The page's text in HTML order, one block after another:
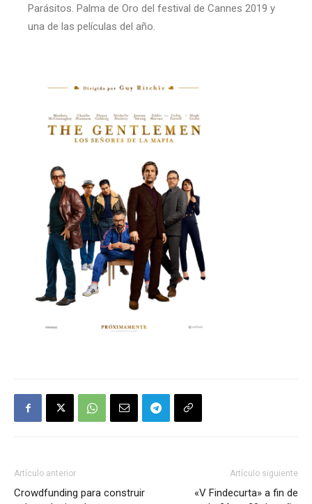
Parásitos. Palma de Oro del festival de Cannes 2019 y
una de las películas del año.
Artículo anterior
Crowdfunding para construir
Artículo siguiente
«V Findecurta» a fin de